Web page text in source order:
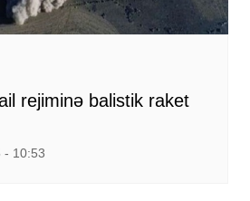
rejiminə balistik raket
- 10:53